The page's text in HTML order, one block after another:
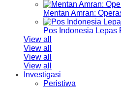
Mentan Amran:
Pos Indonesia Lepas
View all
View all
View all
View all
Investigasi
Peristiwa